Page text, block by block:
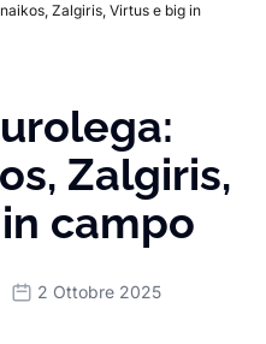
Zalgiris, Virtus e big in
Zalgiris,
campo
2 Ottobre 2025